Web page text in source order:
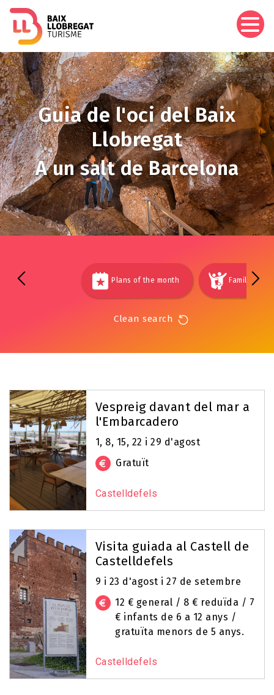
content
Image
Guia de l'oci del Baix
Llobregat
A un salt de Barcelona
Plans of the month Families
Clean search
Vespreig davant del mar a
l'Embarcadero
1, 8, 15, 22 i 29 d'agost
Gratuït
Castelldefels
Visita guiada al Castell de
Castelldefels
9 i 23 d'agost i 27 de setembre
12 € general / 8 € reduïda / 7
€ infants de 6 a 12 anys /
gratuïta menors de 5 anys.
Castelldefels